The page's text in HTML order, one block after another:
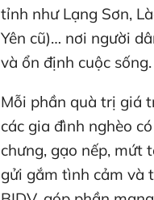
tỉnh như Lạng Sơn,
Yên cũ)… nơi người
và ổn định cuộc sống.
Mỗi phần quà trị giá
các gia đình nghèo
chưng, gạo nếp, mứt
gửi gắm tình cảm và